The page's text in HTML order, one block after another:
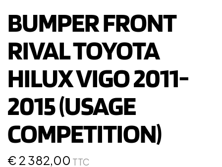
BUMPER FRONT
RIVAL TOYOTA
HILUX VIGO 2011-
2015 (USAGE
COMPETITION)
€ 2 382,00 TTC